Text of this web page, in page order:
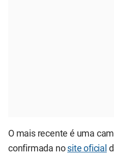
O mais recente é uma
confirmada no site oficial